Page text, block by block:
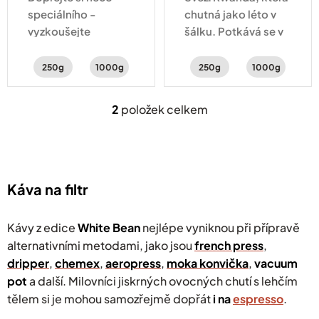
speciálního -
vyzkoušejte
explozi banánků v
pomeranče a kakaa
250g 1000g
chutná jako léto v
šálku. Potkává se v
pomeranč a jemný
250g 1000g
O
p
r
v
k
y
v
ý
2 položek celkem
Káva na filtr
Kávy z ediceWhite Beannejlépe vyniknou při přípravě
alternativními metodami, jako jsoufrench press,
dripper,chemex,aeropress, moka konvička,vacuum
pota další. Milovníci jiskrných ovocných chutí s lehčím
tělem si je mohou samozřejmě dopřáti naespresso.